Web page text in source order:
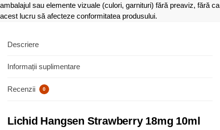
ambalajul sau elemente vizuale (culori, garnituri) fără preaviz, fără ca
acest lucru să afecteze conformitatea produsului.
Descriere
Informații suplimentare
Recenzii 0
Lichid Hangsen Strawberry 18mg 10ml